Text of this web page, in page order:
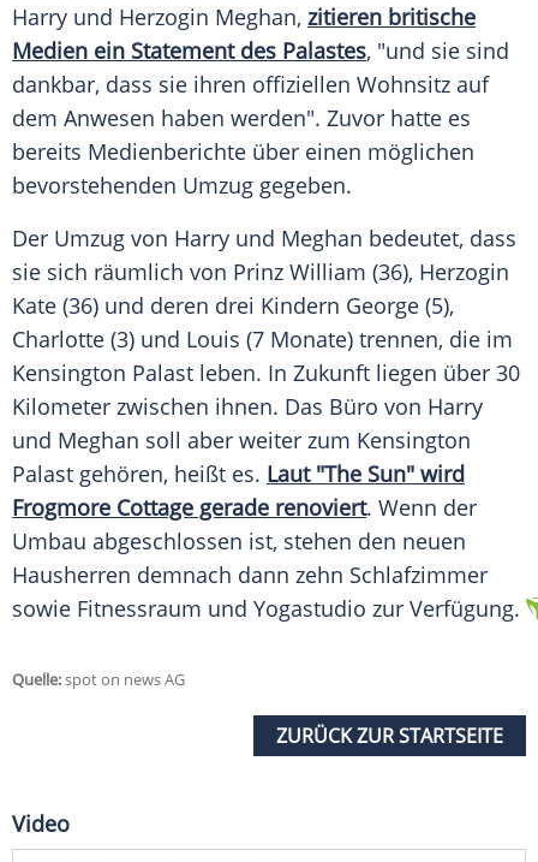
Harry und Herzogin Meghan, zitieren britische
Medien ein Statement des Palastes, "und sie sind
dankbar, dass sie ihren offiziellen Wohnsitz auf
dem Anwesen haben werden". Zuvor hatte es
bereits Medienberichte über einen möglichen
bevorstehenden Umzug gegeben.
Der Umzug von Harry und Meghan bedeutet, dass
sie sich räumlich von Prinz William (36), Herzogin
Kate (36) und deren drei Kindern George (5),
Charlotte (3) und Louis (7 Monate) trennen, die im
Kensington Palast leben. In Zukunft liegen über 30
Kilometer zwischen ihnen. Das Büro von Harry
und Meghan soll aber weiter zum Kensington
Palast gehören, heißt es. Laut "The Sun" wird
Frogmore Cottage gerade renoviert. Wenn der
Umbau abgeschlossen ist, stehen den neuen
Hausherren demnach dann zehn Schlafzimmer
sowie Fitnessraum und Yogastudio zur Verfügung.
Quelle:spot on news AG
ZURÜCK ZUR STARTSEITE
Video